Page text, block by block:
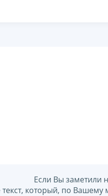
Если Вы заметили
текст, который, по